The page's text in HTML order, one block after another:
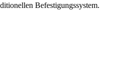
Befestigungssystem.